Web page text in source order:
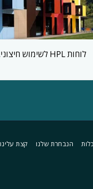
לוחות HPL לשימוש חיצוני.
הנבחרת שלנו קצת עלינו